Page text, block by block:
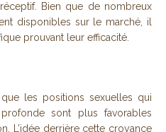
Bien que de nombreux
disponibles sur le marché, il
prouvant leur efficacité.
les positions sexuelles qui
sont plus favorables
L’idée derrière cette croyance